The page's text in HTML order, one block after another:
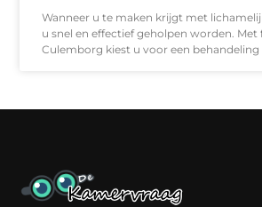
Wanneer u te maken krijgt met
u snel en effectief geholpen worden. Met
Culemborg kiest u voor een behandeling